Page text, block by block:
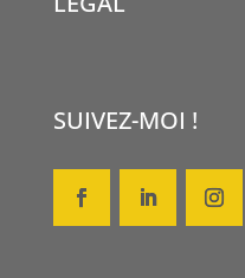
SUIVEZ-MOI !